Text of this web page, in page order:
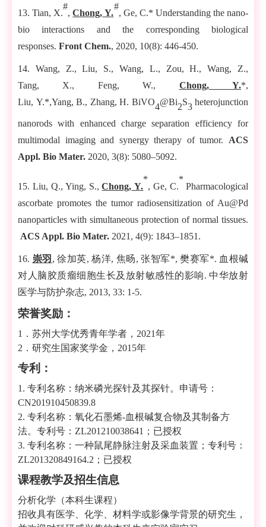
13. Tian, X.
#
,Chong, Y.
#
, Ge, C.* Understanding the nano-
bio interactions and the corresponding biological
responses. Front Chem., 2020, 10(8): 446-450.
14. Wang, Z., Liu, S., Wang, L., Zou, H., Wang, Z.,
Tang, X., Feng, W., Chong,Y.*,
Liu, Y.*,Yang, B., Zhang, H. BiVO4@Bi2S3 heterojunction
nanorods with enhanced charge separation efficiency for
multimodal imaging and synergy therapy of tumor. ACS
Appl. Bio Mater. 2020, 3(8): 5080–5092.
15. Liu, Q., Ying, S.,Chong, Y.
*
, Ge, C.
*
Pharmacological
ascorbate promotes the tumor radiosensitization of Au@Pd
nanoparticles with simultaneous protection of normal tissues.
ACS Appl. Bio Mater. 2021 , 4(9): 1843–1851 .
16. 崇羽 , 徐加英, 杨洋, 焦旸, 张智军*, 樊赛军*. 血根碱
对人脑胶质瘤细胞生长及放射敏感性的影响. 中华放射
医学与防护杂志, 2013, 33: 1-5.
荣誉奖励：
1 ．苏州大学优秀青年学者， 2021年
2 ．研究生国家奖学金， 2015年
专利：
1 . 专利名称：纳米磷光探针及其探针。申请号：
CN201910450839.8
2. 专利名称：氧化石墨烯-血根碱复合物及其制备方
法。专利号： ZL201210038641 ；已授权
3. 专利名称：一种鼠尾静脉注射及采血装置；专利号：
ZL201320849164.2 ；已授权
课程教学及招生信息
分析化学（本科生课程）
招收具有医学、化学、材料学或影像学背景的研究生，